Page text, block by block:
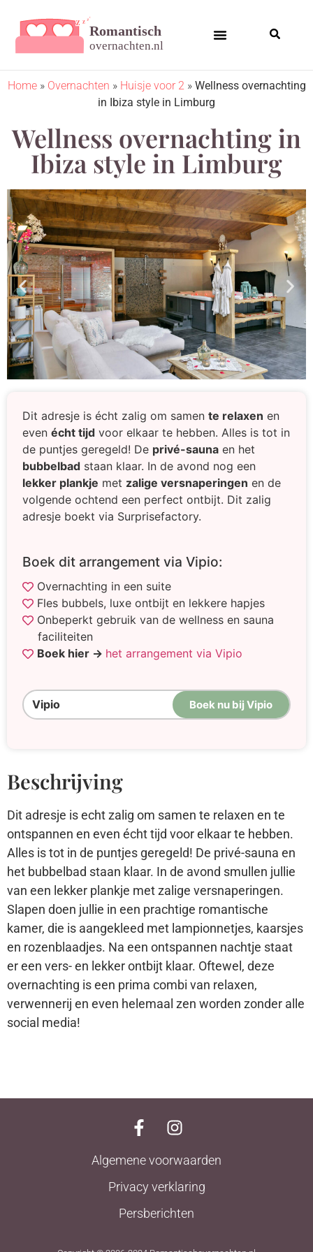
Home» Overnachten » Huisje voor 2» Wellness overnachting
in Ibiza style in Limburg
Wellness overnachting in
Ibiza style in Limburg
Dit adresje is écht zalig om samen te relaxen en
even écht tijd voor elkaar te hebben. Alles is tot in
de puntjes geregeld! De privé-sauna en het
bubbelbad staan klaar. In de avond nog een
lekker plankje met zalige versnaperingen en de
volgende ochtend een perfect ontbijt. Dit zalig
adresje boekt via Surprisefactory.
Boek dit arrangement via Vipio:
Overnachting in een suite
Fles bubbels, luxe ontbijt en lekkere hapjes
Onbeperkt gebruik van de wellness en sauna
faciliteiten
Boek hier → het arrangement via Vipio
Vipio Boek nu bij Vipio
Beschrijving
Dit adresje is echt zalig om samen te relaxen en te
ontspannen en even écht tijd voor elkaar te hebben.
Alles is tot in de puntjes geregeld! De privé-sauna en
het bubbelbad staan klaar. In de avond smullen jullie
van een lekker plankje met zalige versnaperingen.
Slapen doen jullie in een prachtige romantische
kamer, die is aangekleed met lampionnetjes, kaarsjes
en rozenblaadjes. Na een ontspannen nachtje staat
er een vers- en lekker ontbijt klaar. Oftewel, deze
overnachting is een prima combi van relaxen,
verwennerij en even helemaal zen worden zonder alle
social media!
Algemene voorwaarden
Privacy verklaring
Persberichten